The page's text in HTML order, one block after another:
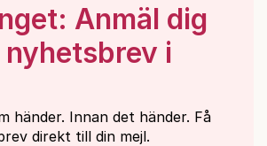
Anmäl dig
i
händer. Innan det händer. Få
direkt till din mejl.